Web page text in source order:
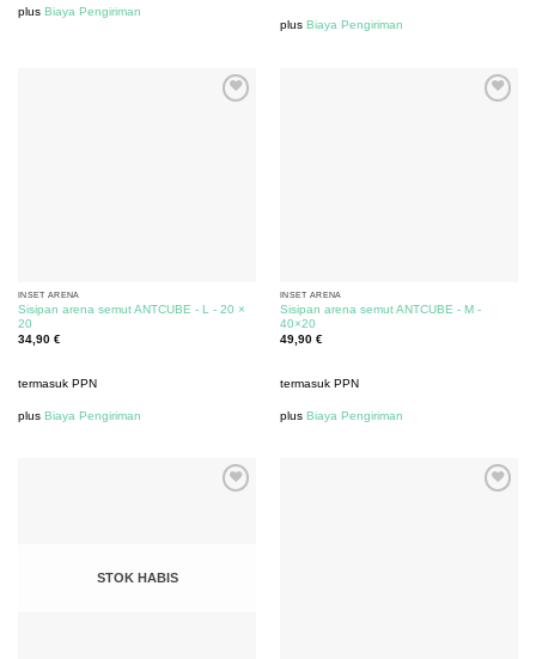
plus Biaya Pengiriman
plus Biaya Pengiriman
INSET ARENA
Sisipan arena semut ANTCUBE - L - 20 ×
20
34,90 €
termasuk PPN
plus Biaya Pengiriman
INSET ARENA
Sisipan arena semut ANTCUBE - M -
40×20
49,90 €
termasuk PPN
plus Biaya Pengiriman
STOK HABIS